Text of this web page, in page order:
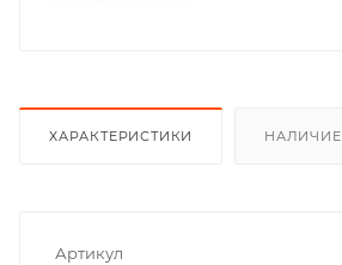
ХАРАКТЕРИСТИКИ НАЛИЧИЕ
Артикул